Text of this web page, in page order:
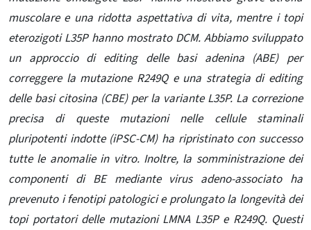
muscolare e una ridotta aspettativa di vita, mentre i topi
eterozigoti L35P hanno mostrato DCM. Abbiamo sviluppato
un approccio di editing delle basi adenina (ABE) per
correggere la mutazione R249Q e una strategia di editing
delle basi citosina (CBE) per la variante L35P. La correzione
precisa di queste mutazioni nelle cellule staminali
pluripotenti indotte (iPSC-CM) ha ripristinato con successo
tutte le anomalie in vitro. Inoltre, la somministrazione dei
componenti di BE mediante virus adeno-associato ha
prevenuto i fenotipi patologici e prolungato la longevità dei
topi portatori delle mutazioni LMNAL35P e R249Q. Questi